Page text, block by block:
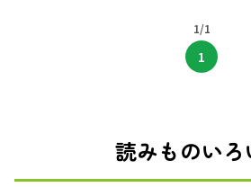
1/1
1
読みものいろ